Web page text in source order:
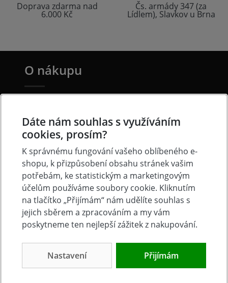
Doprava zdarma nad
6.000 Kč
Čs. armády 347 (za
Lídlem), Slavkov u Brna
O nákupu
Často kladené otázky
Obchodní podmínky
Reklamacni řád
Ochrana osobních údajů
Cookies
O společnosti
Kontakty
O nás
Dáte nám souhlas s využíváním
cookies, prosím?
K správnému fungování vašeho oblíbeného e-
shopu, k přizpůsobení obsahu stránek vašim
potřebám, ke statistickým a marketingovým
účelům používáme soubory cookie. Kliknutím
na tlačítko „Přijímám“ nám udělíte souhlas s
jejich sběrem a zpracováním a my vám
poskytneme ten nejlepší zážitek z nakupování.
Nastavení Přijímám